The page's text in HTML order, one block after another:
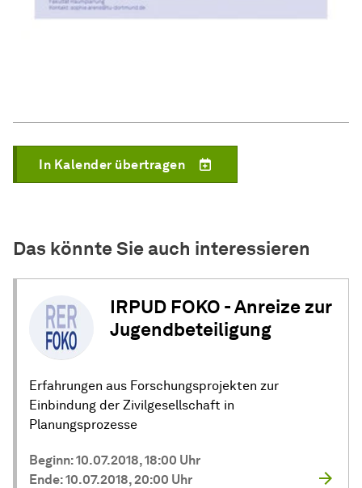
In Kalender übertragen
Das könnte Sie auch interessieren
IRPUD FOKO - Anreize zur
Jugendbeteiligung
Erfahrungen aus Forschungs­projekten zur
Einbindung der Zivilgesellschaft in
Planungsprozesse
Beginn: 10.07.2018, 18:00 Uhr
Ende: 10.07.2018, 20:00 Uhr